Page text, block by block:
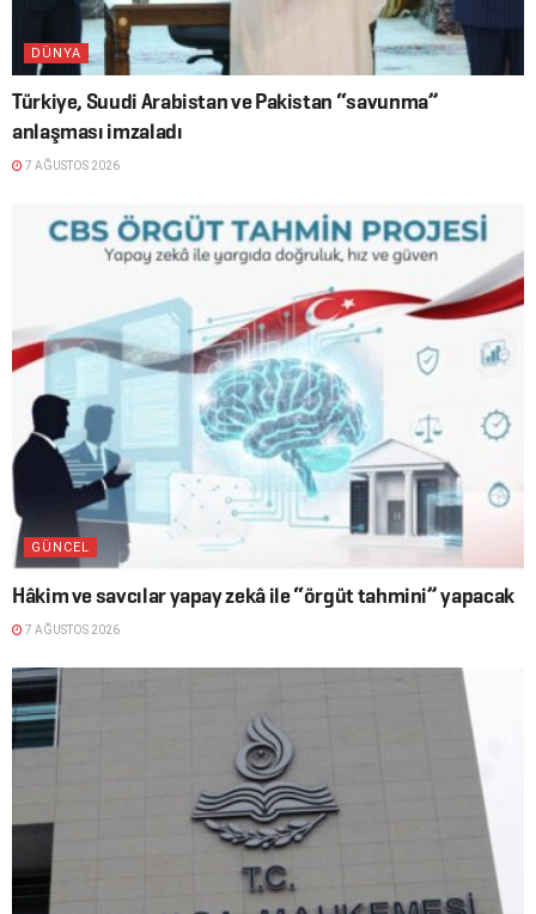
DÜNYA
Türkiye, Suudi Arabistan ve Pakistan “savunma”
anlaşması imzaladı
7 AĞUSTOS 2026
GÜNCEL
Hâkim ve savcılar yapay zekâ ile “örgüt tahmini” yapacak
7 AĞUSTOS 2026